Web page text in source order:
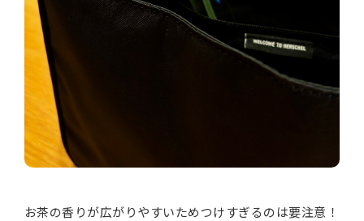
お茶の香りが広がりやすいためつけすぎるのは要注意！